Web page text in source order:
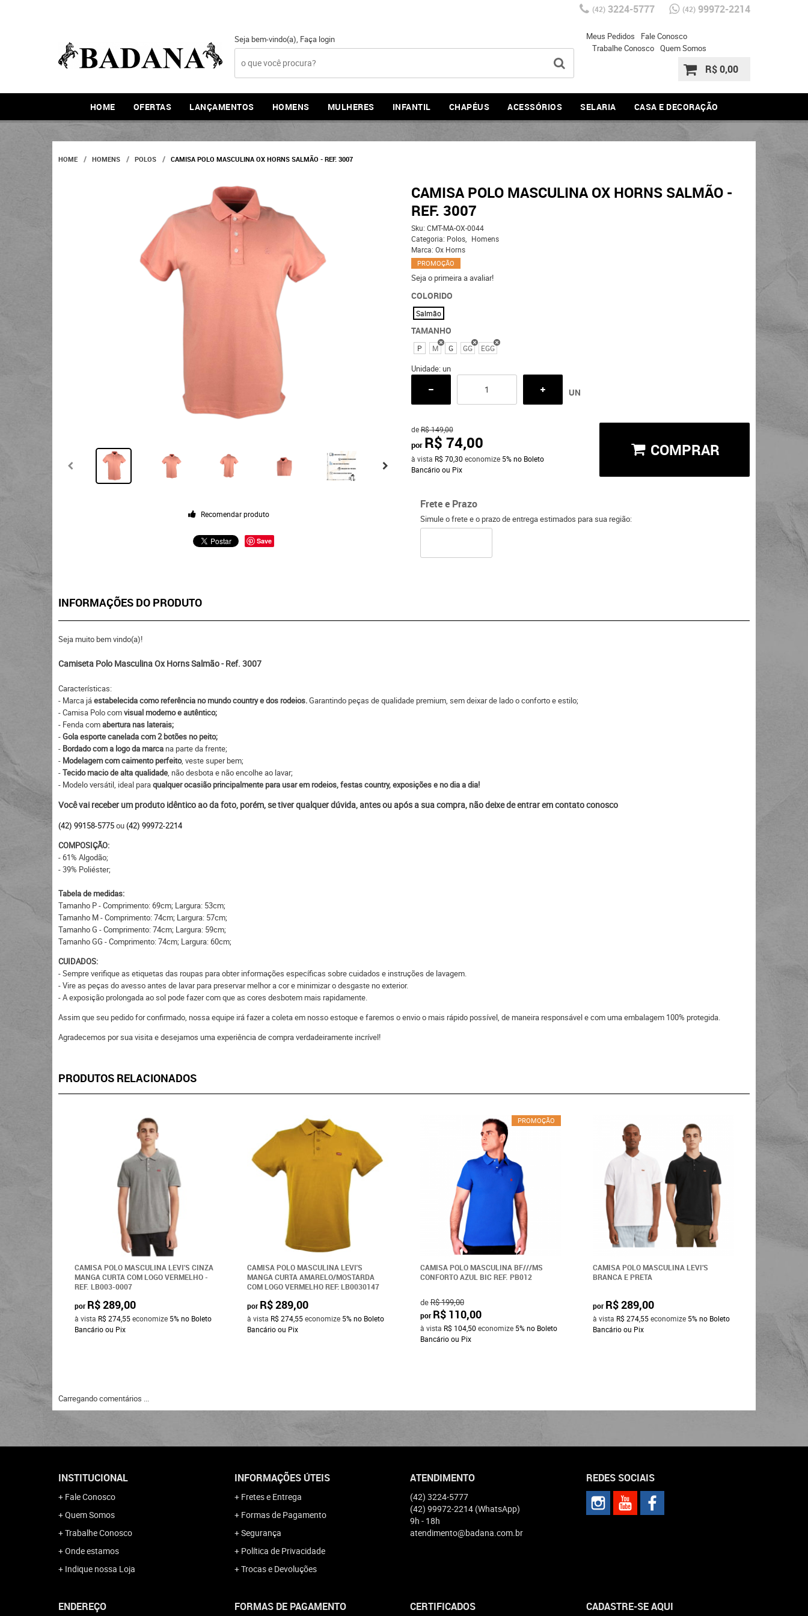
(42)3224-5777 (42)99972-2214
Seja bem-vindo(a), Faça login Meus Pedidos
Fale Conosco
Trabalhe Conosco Quem Somos
R$ 0,00
HOME OFERTAS LANÇAMENTOS HOMENS MULHERES INFANTIL CHAPÉUS ACESSÓRIOS SELARIA CASA E DECORAÇÃO
HOME HOMENS POLOS CAMISA POLO MASCULINA OX HORNS SALMÃO - REF. 3007
Recomendar produto
Save
CAMISA POLO MASCULINA OX HORNS SALMÃO -
REF. 3007
Sku: CMT-MA-OX-0044
Categoria: Polos
Homens
Marca: Ox Horns
PROMOÇÃO
Seja o primeira a avaliar!
COLORIDO
Salmão
TAMANHO
P M G GG EGG
Unidade: un
UN
deR$ 149,00
por R$ 74,00
à vista R$ 70,30 economize 5% no Boleto
Bancário ou Pix
COMPRAR
Frete e Prazo
Simule o frete e o prazo de entrega estimados para sua região:
INFORMAÇÕES DO PRODUTO
Seja muito bem vindo(a)!
Camiseta Polo Masculina Ox Horns Salmão - Ref. 3007
Características:
- Marca jáestabelecida como referência no mundo country e dos rodeios.Garantindo peças de qualidade premium, sem deixar de lado o conforto e estilo;
- Camisa Polo comvisual moderno e autêntico;
- Fenda comabertura nas laterais;
-Gola esporte canelada com 2 botões no peito;
- Bordado com a logo da marca na parte da frente;
- Modelagem com caimento perfeito, veste super bem;
-Tecido macio de alta qualidade, não desbota e não encolhe ao lavar;
- Modelo versátil, ideal paraqualquer ocasião principalmente para usar em rodeios, festas country, exposições e no dia a dia!
Você vai receber um produto idêntico ao da foto, porém, se tiver qualquer dúvida, antes ou após a sua compra, não deixe de entrar em contato conosco
(42) 99158-5775ou(42) 99972-2214
COMPOSIÇÃO:
- 61% Algodão;
- 39% Poliéster;
Tabela de medidas:
Tamanho P - Comprimento: 69cm; Largura: 53cm;
Tamanho M - Comprimento: 74cm; Largura: 57cm;
Tamanho G - Comprimento: 74cm; Largura: 59cm;
Tamanho GG - Comprimento: 74cm; Largura: 60cm;
CUIDADOS:
- Sempre verifique as etiquetas das roupas para obter informações específicas sobre cuidados e instruções de lavagem.
- Vire as peças do avesso antes de lavar para preservar melhor a cor e minimizar o desgaste no exterior.
- A exposição prolongada ao sol pode fazer com que as cores desbotem mais rapidamente.
Assim que seu pedido for confirmado, nossa equipe irá fazer a coleta em nosso estoque e faremos o envio o mais rápido possível, de maneira responsável e com uma embalagem 100% protegida.
Agradecemos por sua visita e desejamos uma experiência de compra verdadeiramente incrível!
PRODUTOS RELACIONADOS
CAMISA POLO MASCULINA LEVI'S CINZA
MANGA CURTA COM LOGO VERMELHO -
REF. LB003-0007
por R$ 289,00
à vista R$ 274,55economize 5% no Boleto
Bancário ou Pix
CAMISA POLO MASCULINA LEVI'S
MANGA CURTA AMARELO/MOSTARDA
COM LOGO VERMELHO REF: LB0030147
por R$ 289,00
à vista R$ 274,55economize 5%no Boleto
Bancário ou Pix
PROMOÇÃO
CAMISA POLO MASCULINA BF///MS
CONFORTO AZUL BIC REF. PB012
deR$ 199,00
por R$ 110,00
à vista R$ 104,50 economize 5% no Boleto
Bancário ou Pix
CAMISA POLO MASCULINA LEVI’S
BRANCA E PRETA
por R$ 289,00
à vista R$ 274,55economize 5%no Boleto
Bancário ou Pix
Carregando comentários ...
INSTITUCIONAL
Fale Conosco
Quem Somos
Trabalhe Conosco
Onde estamos
Indique nossa Loja
INFORMAÇÕES ÚTEIS
Fretes e Entrega
Formas de Pagamento
Segurança
Política de Privacidade
Trocas e Devoluções
ATENDIMENTO
(42) 3224-5777
(42) 99972-2214 (WhatsApp)
9h - 18h
atendimento@badana.com.br
REDES SOCIAIS
ENDEREÇO FORMAS DE PAGAMENTO CERTIFICADOS CADASTRE-SE AQUI